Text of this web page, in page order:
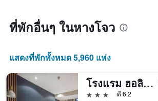
ที่พักอื่นๆ ในหางโจว
แสดงที่พักทั้งหมด 5,960 แห่ง
โรงแรม ฮอลิเดย์ อินน์ เอ็กซ์เพรส หางโจว ซีซี ทัวริซึม โซน บาย IHG
3 ดาว
ดี 6.2